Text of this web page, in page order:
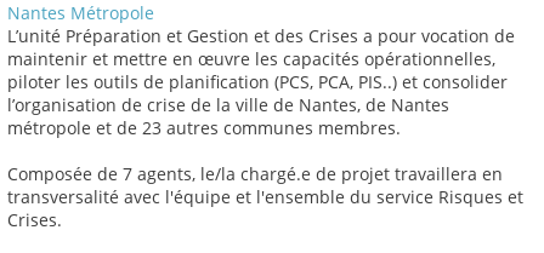
Nantes Métropole
L’unité Préparation et Gestion et des Crises a pour vocation de
maintenir et mettre en œuvre les capacités opérationnelles,
piloter les outils de planification (PCS, PCA, PIS..) et consolider
l’organisation de crise de la ville de Nantes, de Nantes
métropole et de 23 autres communes membres.
Composée de 7 agents, le/la chargé.e de projet travaillera en
transversalité avec l'équipe et l'ensemble du service Risques et
Crises.